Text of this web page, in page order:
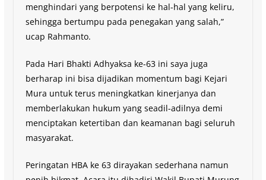
menghindari yang berpotensi ke hal-hal yang keliru,
sehingga bertumpu pada penegakan yang salah,”
ucap Rahmanto.
Pada Hari Bhakti Adhyaksa ke-63 ini saya juga
berharap ini bisa dijadikan momentum bagi Kejari
Mura untuk terus meningkatkan kinerjanya dan
memberlakukan hukum yang seadil-adilnya demi
menciptakan ketertiban dan keamanan bagi seluruh
masyarakat.
Peringatan HBA ke 63 dirayakan sederhana namun